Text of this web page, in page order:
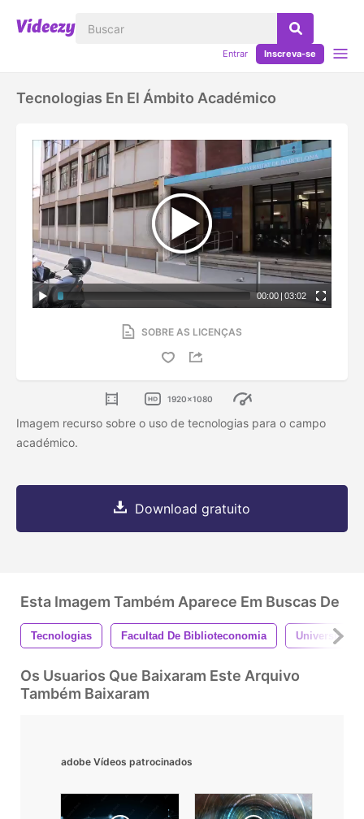
Entrar Inscreva-se
Tecnologias En El Ámbito Académico
00:00 | 03:02
SOBRE AS LICENÇAS
1920x1080
Imagem recurso sobre o uso de tecnologias para o campo
académico.
Download gratuito
Esta Imagem Também Aparece Em Buscas De
Tecnologias Facultad De Biblioteconomia Universidad
Os Usuarios Que Baixaram Este Arquivo
Também Baixaram
adobe Vídeos patrocinados